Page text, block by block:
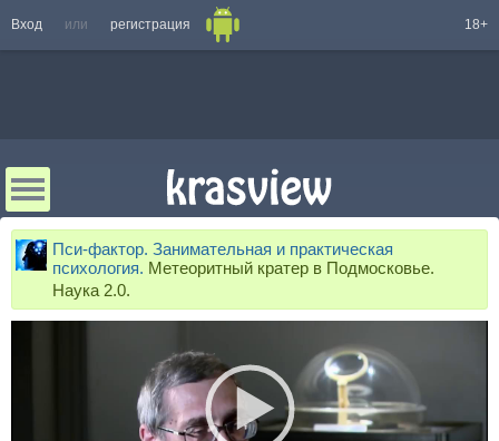
Вход или регистрация 18+
Пси-фактор. Занимательная и практическая
психология. Метеоритный кратер в Подмосковье.
Наука 2.0.